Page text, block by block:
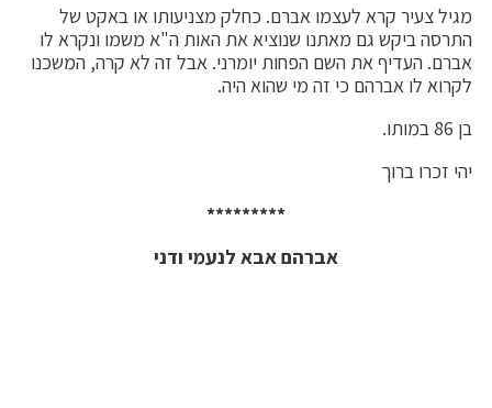
מגיל צעיר קרא לעצמו אברם. כחלק מצניעותו או באקט של
התרסה ביקש גם מאתנו שנוציא את האות ה"א משמו ונקרא לו
אברם. העדיף את השם הפחות יומרני. אבל זה לא קרה, המשכנו
לקרוא לו אברהם כי זה מי שהוא היה.
בן 86 במותו.
יהי זכרו ברוך
*********
אברהם אבא לנעמי ודני